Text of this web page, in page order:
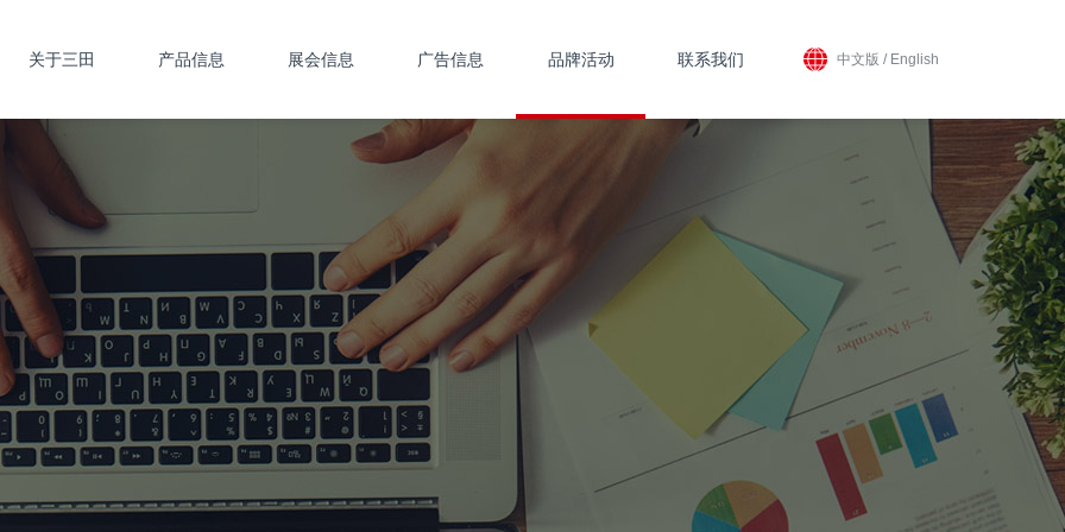
关于三田 产品信息 展会信息 广告信息 品牌活动 联系我们 中文版 / English